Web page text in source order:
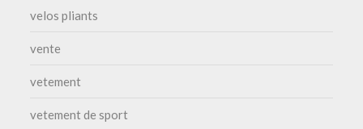
velos pliants
vente
vetement
vetement de sport